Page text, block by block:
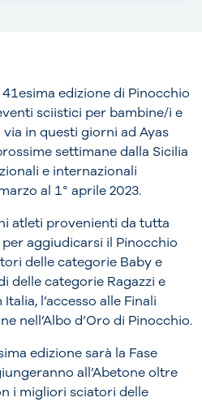
edizione di Pinocchio
sciistici per bambine/i e
in questi giorni ad Ayas
settimane dalla Sicilia
e internazionali
al 1° aprile 2023.
atleti provenienti da tutta
aggiudicarsi il Pinocchio
delle categorie Baby e
delle categorie Ragazzi e
l’accesso alle Finali
nell’Albo d’Oro di Pinocchio.
edizione sarà la Fase
all’Abetone oltre
i migliori sciatori delle